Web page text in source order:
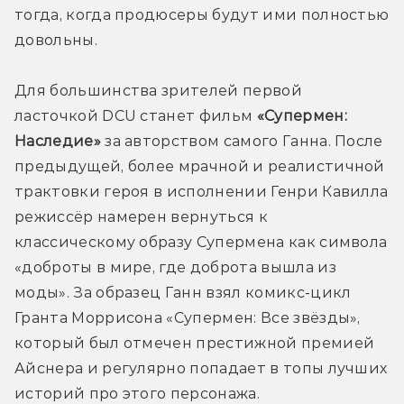
тогда, когда продюсеры будут ими полностью
довольны.
Для большинства зрителей первой
ласточкой DCU станет фильм «Супермен:
Наследие» за авторством самого Ганна. После
предыдущей, более мрачной и реалистичной
трактовки героя в исполнении Генри Кавилла
режиссёр намерен вернуться к
классическому образу Супермена как символа
«доброты в мире, где доброта вышла из
моды». За образец Ганн взял комикс-цикл
Гранта Моррисона «Супермен: Все звёзды»,
который был отмечен престижной премией
Айснера и регулярно попадает в топы лучших
историй про этого персонажа.